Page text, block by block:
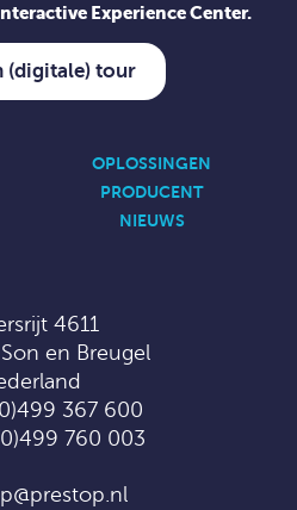
Experience Center.
(digitale) tour
OPLOSSINGEN
PRODUCENT
NIEUWS
4611
en Breugel
367 600
760 003